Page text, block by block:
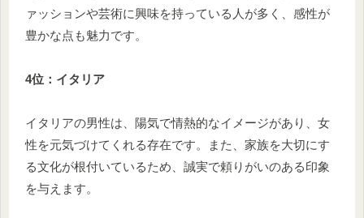
ァッションや芸術に興味を持っている人が多く、感性が
豊かな点も魅力です。
4位：イタリア
イタリアの男性は、陽気で情熱的なイメージがあり、女
性を元気づけてくれる存在です。また、家族を大切にす
る文化が根付いているため、誠実で頼りがいのある印象
を与えます。